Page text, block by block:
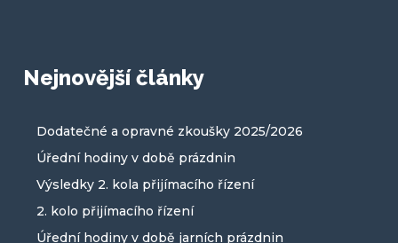
Nejnovější články
Dodatečné a opravné zkoušky 2025/2026
Úřední hodiny v době prázdnin
Výsledky 2. kola přijímacího řízení
2. kolo přijímacího řízení
Úřední hodiny v době jarních prázdnin